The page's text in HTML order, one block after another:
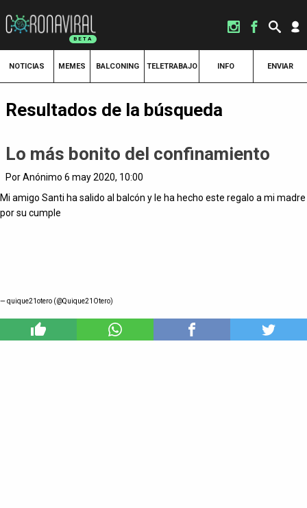
NOTICIAS MEMES BALCONING TELETRABAJO INFO ENVIAR
Resultados de la búsqueda
Lo más bonito del confinamiento
Por Anónimo 6 may 2020, 10:00
Mi amigo Santi ha salido al balcón y le ha hecho este regalo a mi madre
por su cumple
— quique21otero (@Quique21Otero)